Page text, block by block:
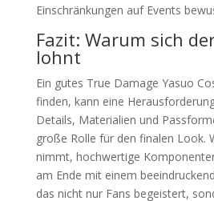
Einschränkungen auf Events
Fazit: Warum sich
lohnt
Ein gutes True Damage Yasuo
finden, kann eine
Details, Materialien und
große Rolle für den finalen Look.
nimmt, hochwertige
am Ende mit einem
das nicht nur Fans begeistert,